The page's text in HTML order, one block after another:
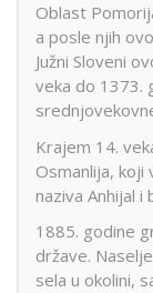
Oblast
a posle njih
Južni Sloveni
veka do 1373.
Krajem 14.
Osmanlija, koji
naziva Anhijal i
1885. godine
države.
sela u okolini,